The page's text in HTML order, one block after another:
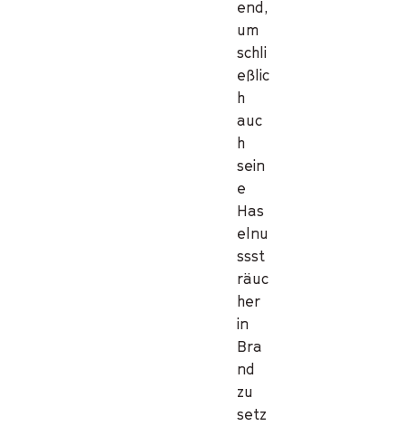
end,
um
schli
eßlic
h
auc
h
sein
e
Has
elnu
ssst
räuc
her
in
Bra
nd
zu
setz